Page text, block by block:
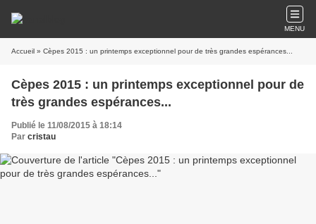
MENU
Accueil » Cèpes 2015 : un printemps exceptionnel pour de très grandes espérances...
Cèpes 2015 : un printemps exceptionnel pour de
très grandes espérances...
Publié le 11/08/2015 à 18:14
Par cristau